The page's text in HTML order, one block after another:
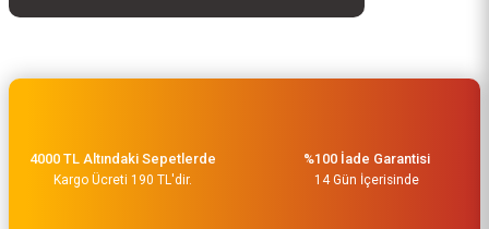
4000 TL Altındaki Sepetlerde
Kargo Ücreti 190 TL'dir.
%100 İade Garantisi
14 Gün İçerisinde